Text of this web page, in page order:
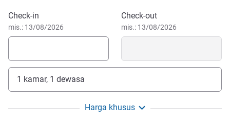
Pesan hotel ini
Check-in
mis.: 13/08/2026
Check-out
mis.: 13/08/2026
1 kamar, 1 dewasa
Harga khusus